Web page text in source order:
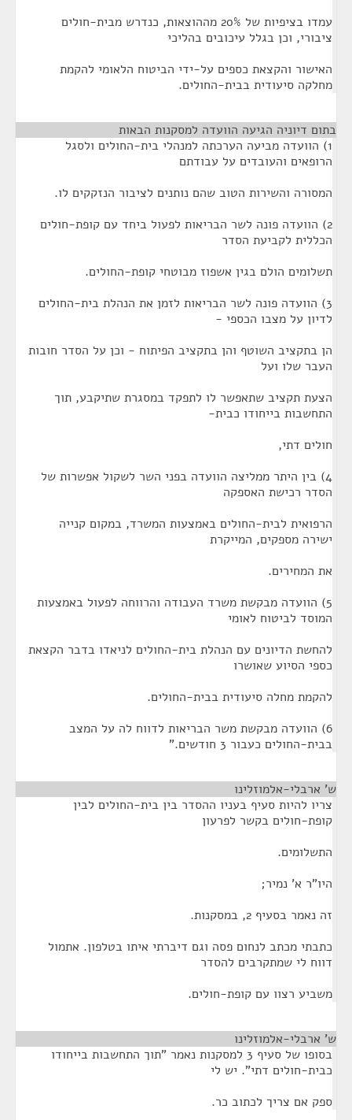
עמדו בציפיות של 20% מההוצאות, כנדרש מבית-חולים
ציבורי, וכן בגלל עיכובים בהליכי
האישור והקצאת כספים על-ידי הביטוח הלאומי להקמת
מחלקה סיעודית בבית-החולים.
בתום דיוניה הגיעה הוועדה למסקנות הבאות
1) הוועדה מביעה הערכתה למנהלי בית-החולים ולסגל
הרופאים והעובדים על עבודתם
המסורה והשירות הטוב שהם נותנים לציבור הנזקקים לו.
2) הוועדה פונה לשר הבריאות לפעול ביחד עם קופת-חולים
הכללית לקביעת הסדר
תשלומים הולם בגין אשפוז מבוטחי קופת-החולים.
3) הוועדה פונה לשר הבריאות לזמן את הנהלת בית-החולים
לדיון על מצבו הכספי -
הן בתקציב השוטף והן בתקציב הפיתוח - וכן על הסדר חובות
העבר שלו ועל
הצעת תקציב שתאפשר לו לתפקד במסגרת שתיקבע, תוך
התחשבות בייחודו כבית-
חולים דתי,
4) בין היתר ממליצה הוועדה בפני השר לשקול אפשרות של
הסדר רכישת האספקה
הרפואית לבית-החולים באמצעות המשרד, במקום קנייה
ישירה מספקים, המייקרת
את המחירים.
5) הוועדה מבקשת משרד העבודה והרווחה לפעול באמצעות
המוסד לביטוח לאומי
להחשת הדיונים עם הנהלת בית-החולים לניאדו בדבר הקצאת
כספי הסיוע שאושרו
להקמת מחלה סיעודית בבית-החולים.
6) הוועדה מבקשת משר הבריאות לדווח לה על המצב
בבית-החולים כעבור 3 חודשים."
ש' ארבלי-אלמוזלינו
צריו להיות סעיף בעניו ההסדר בין בית-החולים לבין
קופת-חולים בקשר לפרעון
התשלומים.
היו"ר א' נמיר;
זה נאמר בסעיף 2, במסקנות.
כתבתי מכתב לנחום פסה וגם דיברתי איתו בטלפון. אתמול
דווח לי שמתקרבים להסדר
משביע רצוו עם קופת-חולים.
ש' ארבלי-אלמוזלינו
בסופו של סעיף 3 למסקנות נאמר "תוך התחשבות בייחודו
כבית-חולים דתי". יש לי
ספק אם צריך לכתוב כר.